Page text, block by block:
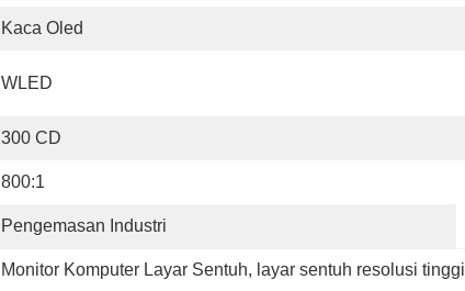
Kaca Oled
WLED
300 CD
800:1
Pengemasan Industri
Monitor Komputer Layar Sentuh, layar sentuh resolusi tinggi